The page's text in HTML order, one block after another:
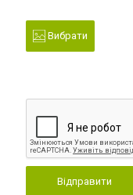
Вибрати
Відправити